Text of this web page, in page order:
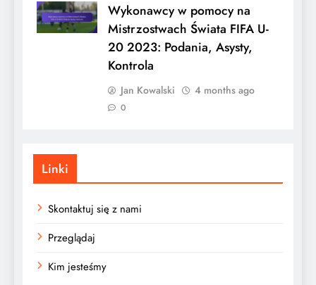
Wykonawcy w pomocy na
Mistrzostwach Świata FIFA U-
20 2023: Podania, Asysty,
Kontrola
Jan Kowalski 4 months ago
0
Linki
Skontaktuj się z nami
Przeglądaj
Kim jesteśmy